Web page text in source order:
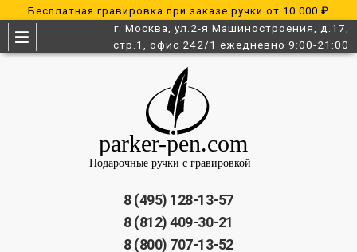
Бесплатная гравировка при заказе ручки от 10 000 ₽
г. Москва, ул.2-я Машиностроения, д.17,
стр.1, офис 242/1 ежедневно 9:00-21:00
8 (495) 128-13-57
8 (812) 409-30-21
8 (800) 707-13-52